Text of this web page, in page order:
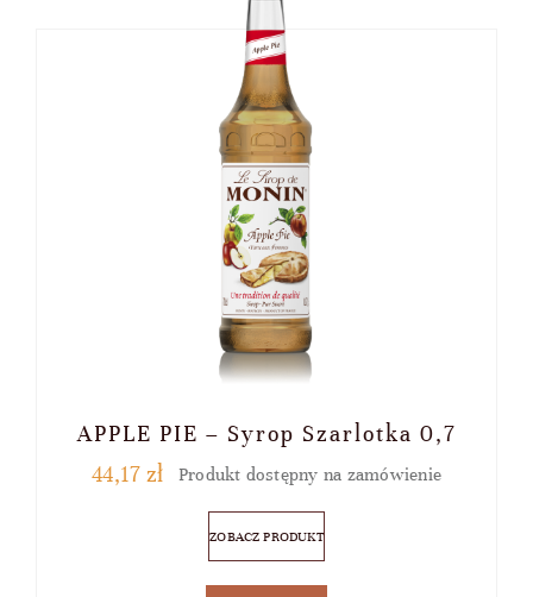
APPLE PIE – Syrop Szarlotka 0,7
44,17 zł Produkt dostępny na zamówienie
ZOBACZ PRODUKT